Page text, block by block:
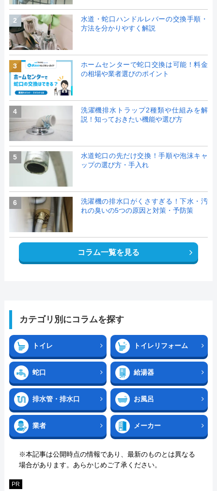
2
水道・蛇口ハンドルレバーの交換手順・
方法を分かりやすく解説
3
ホームセンターで蛇口交換は可能！料金
の相場や業者選びのポイント
4
洗濯機排水トラップ2種類や仕組みを解
説！知っておきたい機能や選び方
5
水道蛇口の先だけ交換！手順や泡沫キャ
ップの選び方・手入れ
6
洗濯機の排水口がくさすぎる！下水・汚
れの臭いの5つの原因と対策・予防策
コラム一覧を見る
カテゴリ別にコラムを探す
トイレ トイレリフォーム
蛇口 給湯器
排水管・排水口 お風呂
業者 メーカー
※本記事は公開時点の情報であり、最新のものとは異なる
場合があります。あらかじめご了承ください。
PR